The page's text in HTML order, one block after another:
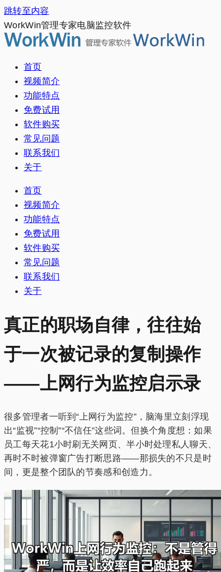
跳转至内容
WorkWin管理专家电脑监控软件
首页
视频简介
功能特点
免费试用
软件购买
常见问题
联系我们
关于
首页
视频简介
功能特点
免费试用
软件购买
常见问题
联系我们
关于
真正的职场自律，往往始
于一次被记录的复制操作
——上网行为监控启示录
很多管理者一听到“上网行为监控”，脑海里立刻浮现
出“监视”“控制”“不信任”这些词。但换个角度想：如果
员工每天花1小时刷无关网页、半小时处理私人聊天、
再时不时被弹窗广告打断思路——那损失的不只是时
间，更是整个团队的节奏感和创造力。